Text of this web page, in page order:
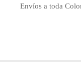
Envíos a toda